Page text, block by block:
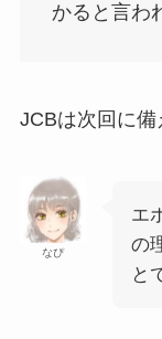
かると言わ
JCBは次回に備
なぴ
エ
の
と